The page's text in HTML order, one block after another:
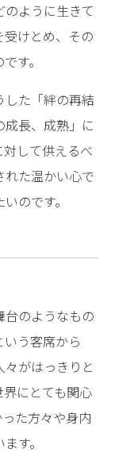
ように生きて
けとめ、その
す。
た「絆の再結
成長、成熟」に
して供えるべ
れた温かい心で
のです。
台のようなもの
う客席から
がはっきりと
にとても関心
た方々や身内
す。